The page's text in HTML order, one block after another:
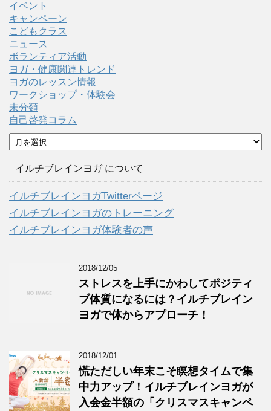
イベント
キャンペーン
こどもクラス
ニュース
ボランティア活動
ヨガ・健康関連トレンド
ヨガのレッスン情報
ワークショップ・体験会
未分類
自己啓発コラム
ア
ー
イルチブレインヨガ について
イルチブレインヨガTwitterページ
イルチブレインヨガのトレーニング
イルチブレインヨガ体験者の声
2018/12/05
ストレスを上手にかわしてポジティ
ブ体質になるには？イルチブレイン
ヨガで体からアプローチ！
2018/12/01
慌ただしい年末こそ瞑想タイムで集
中力アップ！イルチブレインヨガが
入会金半額の「クリスマスキャンペ